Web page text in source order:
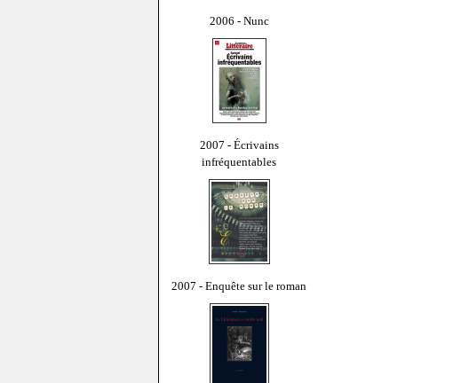
2006 - Nunc
2007 - Écrivains
infréquentables
2007 - Enquête sur le roman